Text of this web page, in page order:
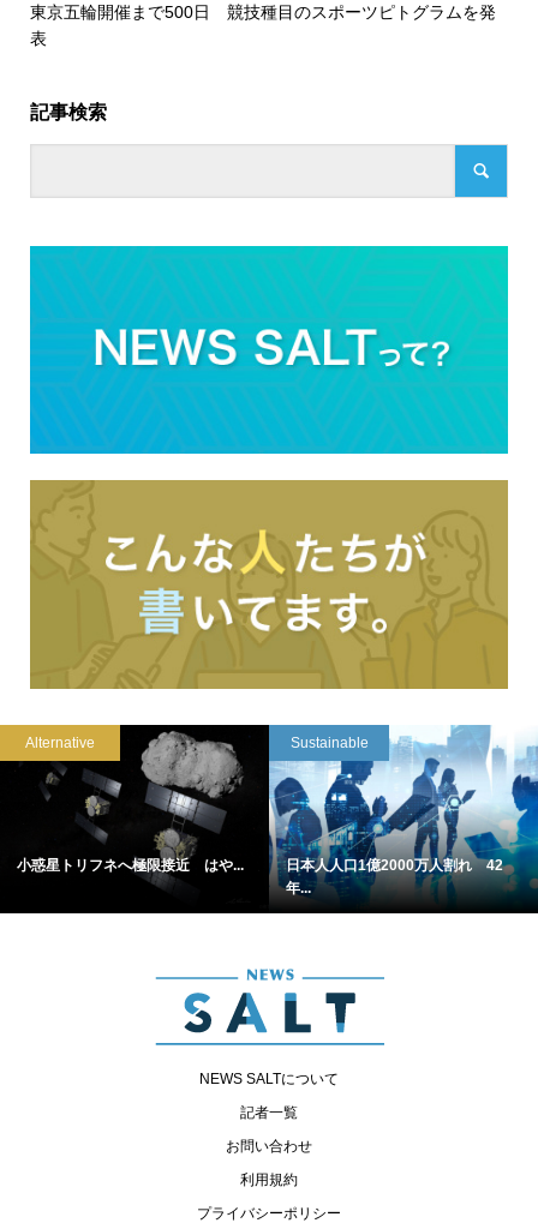
東京五輪開催まで500日 競技種目のスポーツピトグラムを発
表
記事検索
Alternative
小惑星トリフネへ極限接近 はや...
Sustainable
日本人人口1億2000万人割れ 42
年...
NEWS SALTについて
記者一覧
お問い合わせ
利用規約
プライバシーポリシー